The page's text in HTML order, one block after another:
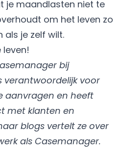
je maandlasten niet te
om het leven zo
als je zelf wilt.
bij
verantwoordelijk voor
aanvragen en heeft
met klanten en
blogs vertelt ze over
als Casemanager.